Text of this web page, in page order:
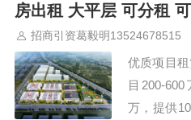
吸引了众多
嘉善经济
之一。
级经济技
房出租 大平层 可分租
招商引资葛毅明13524678515
优质项目
目200-
万，提供